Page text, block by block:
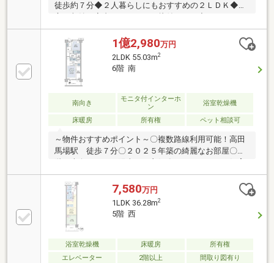
徒歩約７分◆２人暮らしにもおすすめの２ＬＤＫ◆豊
ルームやキッズコーナーなど共用施設が充実◆現在空
室の為、即引渡し可能です【株式会社リビングライ
フ】創業35年の信頼で未公開情報多数のリビングライ
フがご紹介します。宅建士×FP×住宅ローンアドバイザ
ーの資格を併せ持つ『ライフ・エキスパート・プラン
ナー』がお客様の老後も見据えたライフプランを無料
作成。お気軽にご相談下さい！☆物件のお問合せは
1億2,980万円
2LDK 55.03m2
6階 南
南向き
モニタ付インターホ
ン
浴室乾燥機
床暖房 所有権 ペット相談可
～物件おすすめポイント～〇複数路線利用可能！高田
馬場駅 徒歩７分〇２０２５年築の綺麗なお部屋〇６
可物件（細則あり）〇充実の室内設備（床暖房・食洗
機・ディスポーザー・浴室乾燥機等）〇充実の共用施
設（パーティールーム・ゲストルーム・マルチスタジ
オ等）〇大地と大空の自然を楽しむ、２つの広大なガ
ーデン〇全国初のマンション内学習教室付き！〇各階
ゴミ置き場あり〇各階宅配兼食配コーナーあり〇安心
の防犯カメラ・オートロック完備赤色の見学予約ボタ
ンから最短２分で完了！お気軽にお問合せください！
7,580万円
1LDK 36.28m2
5階 西
浴室乾燥機 床暖房
所有権
エレベーター
2階以上 間取り図有り